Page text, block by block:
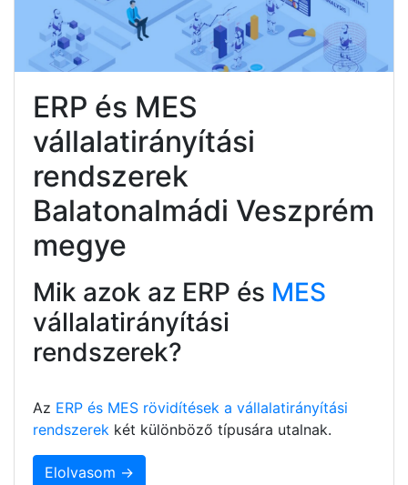
ERP és MES
vállalatirányítási
rendszerek
Balatonalmádi Veszprém
megye
Mik azok az ERP és MES
vállalatirányítási
rendszerek?
Az ERP és MES rövidítések a vállalatirányítási
rendszerek két különböző típusára utalnak.
Elolvasom →